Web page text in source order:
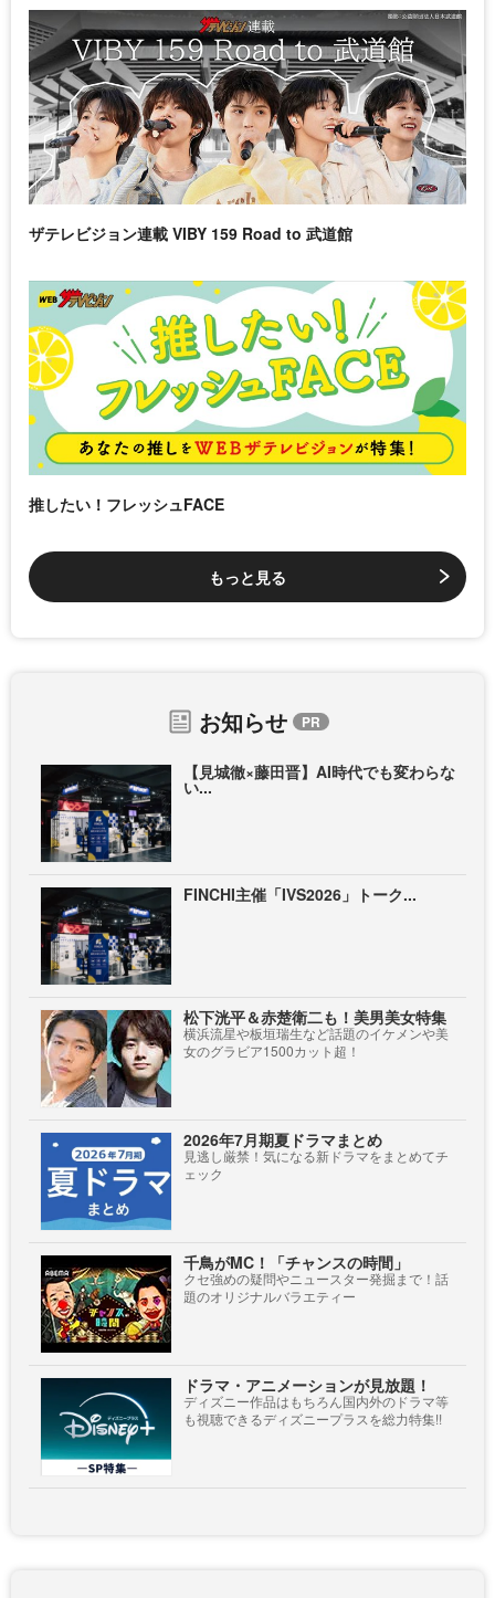
ザテレビジョン連載 VIBY 159 Road to 武道館
推したい！フレッシュFACE
もっと見る
お知らせ
【見城徹×藤田晋】AI時代でも変わらな
い...
FINCHI主催「IVS2026」トーク...
松下洸平＆赤楚衛二も！美男美女特集
横浜流星や板垣瑞生など話題のイケメンや美
女のグラビア1500カット超！
2026年7月期夏ドラマまとめ
見逃し厳禁！気になる新ドラマをまとめてチ
ェック
千鳥がMC！「チャンスの時間」
クセ強めの疑問やニュースター発掘まで！話
題のオリジナルバラエティー
ドラマ・アニメーションが見放題！
ディズニー作品はもちろん国内外のドラマ等
も視聴できるディズニープラスを総力特集!!